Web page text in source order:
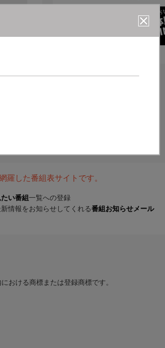
羅した番組表サイトです。
たい番組 一覧への登録
情報をお知らせしてくれる番組お知らせメール
おける商標または登録商標です。